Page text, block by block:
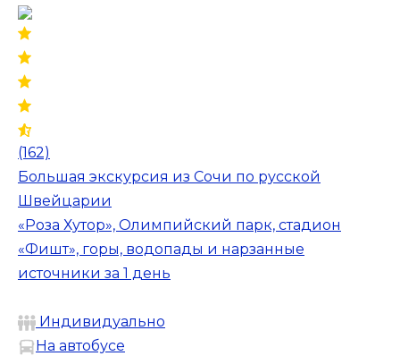
(162)
Большая экскурсия из Сочи по русской
Швейцарии
«Роза Хутор», Олимпийский парк, стадион
«Фишт», горы, водопады и нарзанные
источники за 1 день
Индивидуально
На автобусе